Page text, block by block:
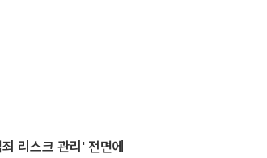
리스크 관리' 전면에